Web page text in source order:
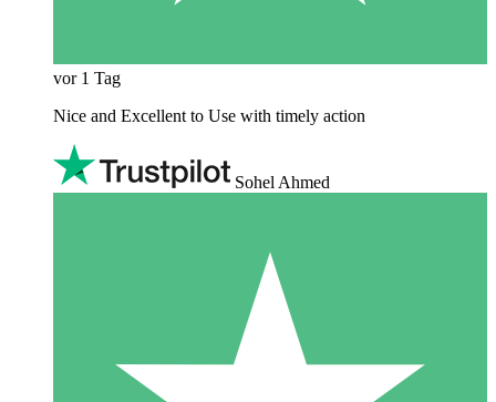
vor 1 Tag
Nice and Excellent to Use with timely action
Sohel Ahmed